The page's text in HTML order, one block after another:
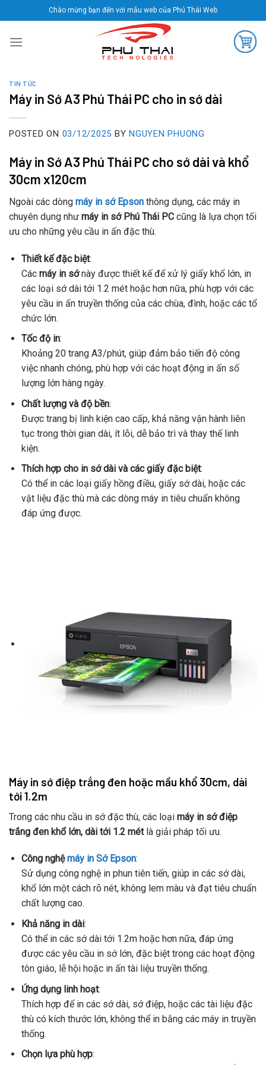
to
content
Chào mừng bạn đến với mẫu web của Phú Thái Web
TIN TỨC
Máy in Sớ A3 Phú Thái PC cho in sớ dài
POSTED ON 03/12/2025 BY NGUYEN PHUONG
Máy in Sớ A3 Phú Thái PC cho sớ dài và khổ
30cm x120cm
Ngoài các dòng máy in sớ Epson thông dụng, các máy in
chuyên dụng như máy in sớ Phú Thái PC cũng là lựa chọn tối
ưu cho những yêu cầu in ấn đặc thù.
Thiết kế đặc biệt:
Các máy in sớnày được thiết kế để xử lý giấy khổ lớn, in
các loại sớ dài tới 1.2 mét hoặc hơn nữa, phù hợp với các
yêu cầu in ấn truyền thống của các chùa, đình, hoặc các tổ
chức lớn.
Tốc độ in:
Khoảng 20 trang A3/phút, giúp đảm bảo tiến độ công
việc nhanh chóng, phù hợp với các hoạt động in ấn số
lượng lớn hàng ngày.
Chất lượng và độ bền:
Được trang bị linh kiện cao cấp, khả năng vận hành liên
tục trong thời gian dài, ít lỗi, dễ bảo trì và thay thế linh
kiện.
Thích hợp cho in sớ dài và các giấy đặc biệt:
Có thể in các loại giấy hồng điều, giấy sớ dài, hoặc các
vật liệu đặc thù mà các dòng máy in tiêu chuẩn không
đáp ứng được.
Máy in sớ điệp trắng đen hoặc mầu khổ 30cm, dài
tới 1.2m
Trong các nhu cầu in sớ đặc thù, các loại máy in sớ điệp
trắng đen khổ lớn, dài tới 1.2 métlà giải pháp tối ưu.
Công nghệmáy in Sớ Epson:
Sử dụng công nghệ in phun tiên tiến, giúp in các sớ dài,
khổ lớn một cách rõ nét, không lem màu và đạt tiêu chuẩn
chất lượng cao.
Khả năng in dài:
Có thể in các sớ dài tới 1.2m hoặc hơn nữa, đáp ứng
được các yêu cầu in sớ lớn, đặc biệt trong các hoạt động
tôn giáo, lễ hội hoặc in ấn tài liệu truyền thống.
Ứng dụng linh hoạt:
Thích hợp để in các sớ dài, sớ điệp, hoặc các tài liệu đặc
thù có kích thước lớn, không thể in bằng các máy in truyền
thống.
Chọn lựa phù hợp: